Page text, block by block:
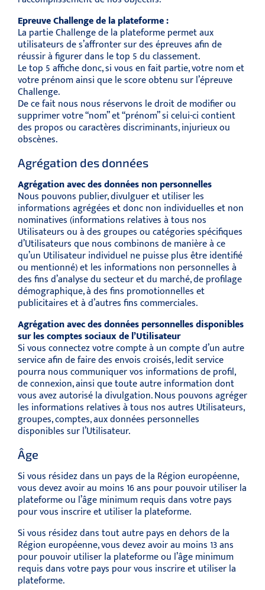
Epreuve Challenge de la plateforme :
La partie Challenge de la plateforme permet aux
utilisateurs de s’affronter sur des épreuves afin de
réussir à figurer dans le top 5 du classement.
Le top 5 affiche donc, si vous en fait partie, votre nom et
votre prénom ainsi que le score obtenu sur l’épreuve
Challenge.
De ce fait nous nous réservons le droit de modifier ou
supprimer votre “nom” et “prénom” si celui-ci contient
des propos ou caractères discriminants, injurieux ou
obscènes.
Agrégation des données
Agrégation avec des données non personnelles
Nous pouvons publier, divulguer et utiliser les
informations agrégées et donc non individuelles et non
nominatives (informations relatives à tous nos
Utilisateurs ou à des groupes ou catégories spécifiques
d’Utilisateurs que nous combinons de manière à ce
qu’un Utilisateur individuel ne puisse plus être identifié
ou mentionné) et les informations non personnelles à
des fins d’analyse du secteur et du marché, de profilage
démographique, à des fins promotionnelles et
publicitaires et à d’autres fins commerciales.
Agrégation avec des données personnelles disponibles
sur les comptes sociaux de l’Utilisateur
Si vous connectez votre compte à un compte d’un autre
service afin de faire des envois croisés, ledit service
pourra nous communiquer vos informations de profil,
de connexion, ainsi que toute autre information dont
vous avez autorisé la divulgation. Nous pouvons agréger
les informations relatives à tous nos autres Utilisateurs,
groupes, comptes, aux données personnelles
disponibles sur l’Utilisateur.
Âge
Si vous résidez dans un pays de la Région européenne,
vous devez avoir au moins 16 ans pour pouvoir utiliser la
plateforme ou l’âge minimum requis dans votre pays
pour vous inscrire et utiliser la plateforme.
Si vous résidez dans tout autre pays en dehors de la
Région européenne, vous devez avoir au moins 13 ans
pour pouvoir utiliser la plateforme ou l’âge minimum
requis dans votre pays pour vous inscrire et utiliser la
plateforme.